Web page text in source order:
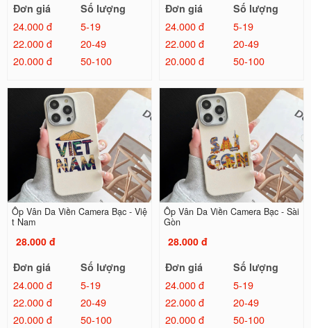
Đơn giá
Số lượng
24.000 đ
5-19
22.000 đ
20-49
20.000 đ
50-100
Đơn giá
Số lượng
24.000 đ
5-19
22.000 đ
20-49
20.000 đ
50-100
Ốp Vân Da Viền Camera Bạc - Việ
t Nam
28.000 đ
Đơn giá
Số lượng
24.000 đ
5-19
22.000 đ
20-49
20.000 đ
50-100
Ốp Vân Da Viền Camera Bạc - Sài
Gòn
28.000 đ
Đơn giá
Số lượng
24.000 đ
5-19
22.000 đ
20-49
20.000 đ
50-100